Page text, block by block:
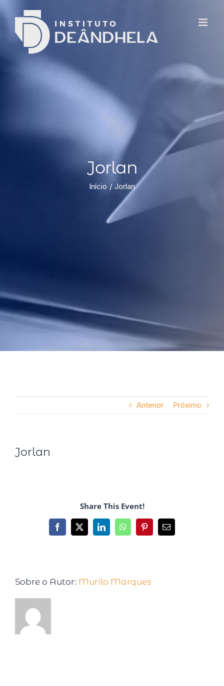
Jorlan
Início Jorlan
Anterior Próximo
Jorlan
Share This Event!
Sobre o Autor: Murilo Marques